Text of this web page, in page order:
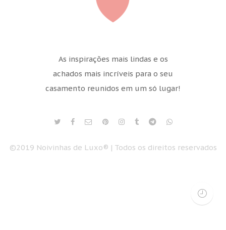
As inspirações mais lindas e os
achados mais incríveis para o seu
casamento reunidos em um só lugar!
©2019 Noivinhas de Luxo® | Todos os direitos reservados